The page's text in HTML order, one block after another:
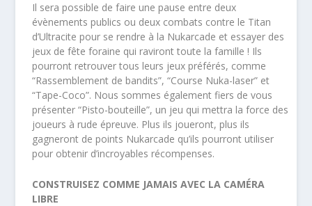
Il sera possible de faire une pause entre deux
évènements publics ou deux combats contre le Titan
d’Ultracite pour se rendre à la Nukarcade et essayer des
jeux de fête foraine qui raviront toute la famille ! Ils
pourront retrouver tous leurs jeux préférés, comme
“Rassemblement de bandits”, “Course Nuka-laser” et
“Tape-Coco”. Nous sommes également fiers de vous
présenter “Pisto-bouteille”, un jeu qui mettra la force des
joueurs à rude épreuve. Plus ils joueront, plus ils
gagneront de points Nukarcade qu’ils pourront utiliser
pour obtenir d’incroyables récompenses.
CONSTRUISEZ COMME JAMAIS AVEC LA CAMÉRA
LIBRE